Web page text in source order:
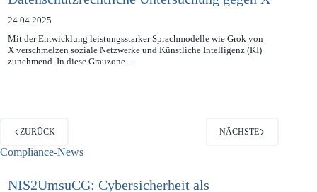
Datenschutzrechtliche Untersuchung gegen X
24.04.2025
Mit der Entwicklung leistungsstarker Sprachmodelle wie Grok von
X verschmelzen soziale Netzwerke und Künstliche Intelligenz (KI)
ZURÜCK